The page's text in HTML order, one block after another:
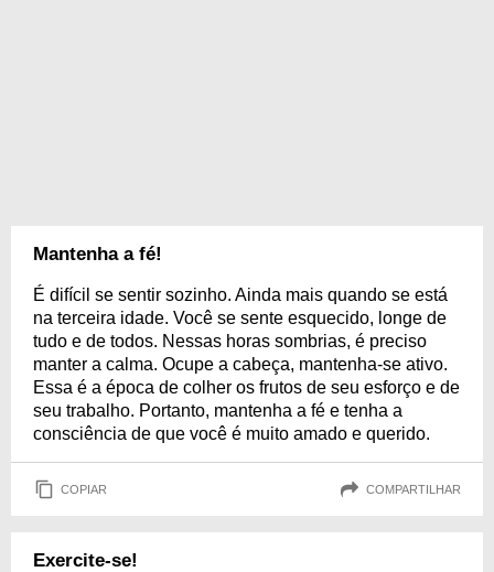
Mantenha a fé!
É difícil se sentir sozinho. Ainda mais quando se está
na terceira idade. Você se sente esquecido, longe de
tudo e de todos. Nessas horas sombrias, é preciso
manter a calma. Ocupe a cabeça, mantenha-se ativo.
Essa é a época de colher os frutos de seu esforço e de
seu trabalho. Portanto, mantenha a fé e tenha a
consciência de que você é muito amado e querido.
COPIAR COMPARTILHAR
Exercite-se!